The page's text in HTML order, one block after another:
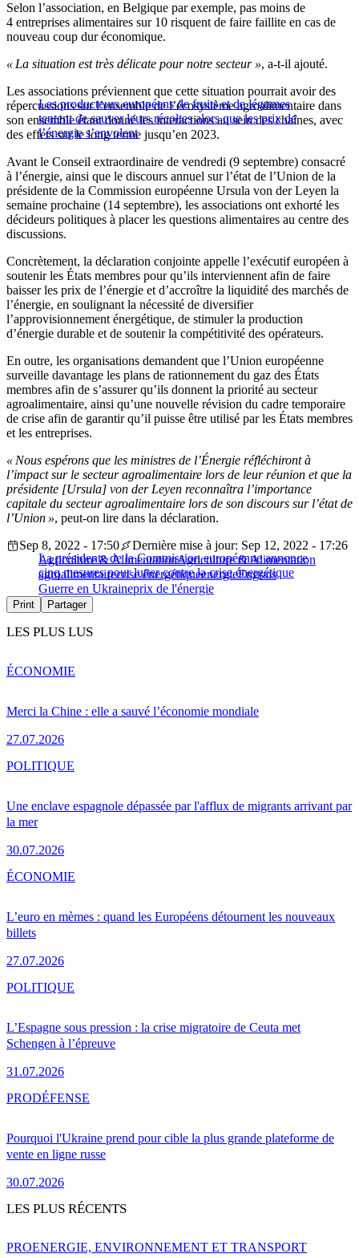
Selon l’association, en Belgique par exemple, pas moins de
4 entreprises alimentaires sur 10 risquent de faire faillite en cas de
nouveau coup dur économique.
« La situation est très délicate pour notre secteur », a-t-il ajouté.
Les producteurs européens de fruits et de légumes
tentent de sauver leurs récoltes alors que les prix de
l’énergie s’envolent
Les associations préviennent que cette situation pourrait avoir des
répercussions sur l’ensemble de l’écosystème agroalimentaire dans
son ensemble étant donné les interactions au sein des chaînes, avec
des effets sur le long terme jusqu’en 2023.
Avant le Conseil extraordinaire de vendredi (9 septembre) consacré
à l’énergie, ainsi que le discours annuel sur l’état de l’Union de la
présidente de la Commission européenne Ursula von der Leyen la
semaine prochaine (14 septembre), les associations ont exhorté les
décideurs politiques à placer les questions alimentaires au centre des
discussions.
Concrètement, la déclaration conjointe appelle l’exécutif européen à
soutenir les États membres pour qu’ils interviennent afin de faire
baisser les prix de l’énergie et d’accroître la liquidité des marchés de
l’énergie, en soulignant la nécessité de diversifier
l’approvisionnement énergétique, de stimuler la production
d’énergie durable et de soutenir la compétitivité des opérateurs.
En outre, les organisations demandent que l’Union européenne
surveille davantage les plans de rationnement du gaz des États
membres afin de s’assurer qu’ils donnent la priorité au secteur
agroalimentaire, ainsi qu’une nouvelle révision du cadre temporaire
de crise afin de garantir qu’il puisse être utilisé par les États membres
et les entreprises.
« Nous espérons que les ministres de l’Énergie réfléchiront à
l’impact sur le secteur agroalimentaire lors de leur réunion et que la
présidente [Ursula] von der Leyen reconnaîtra l’importance
capitale du secteur agroalimentaire lors de son discours sur l’état de
l’Union », peut-on lire dans la déclaration.
La présidente de la Commission européenne annonce
cinq mesures pour lutter contre la crise énergétique
Sep 8, 2022 - 17:50
Dernière mise à jour: Sep 12, 2022 - 17:26
Agriculture & AlimentationAgriculture & Alimentation
agroalimentairecrise énergétiqueenergieEngrais
Guerre en Ukraineprix de l'énergie
Print Partager
LES PLUS LUS
Merci la Chine : elle a sauvé l’économie mondiale
27.07.2026
ÉCONOMIE
Une enclave espagnole dépassée par l'afflux de migrants arrivant par
la mer
30.07.2026
POLITIQUE
L’euro en mèmes : quand les Européens détournent les nouveaux
billets
27.07.2026
ÉCONOMIE
L’Espagne sous pression : la crise migratoire de Ceuta met
Schengen à l’épreuve
31.07.2026
POLITIQUE
Pourquoi l'Ukraine prend pour cible la plus grande plateforme de
vente en ligne russe
30.07.2026
PRODÉFENSE
LES PLUS RÉCENTS
PROENERGIE, ENVIRONNEMENT ET TRANSPORT